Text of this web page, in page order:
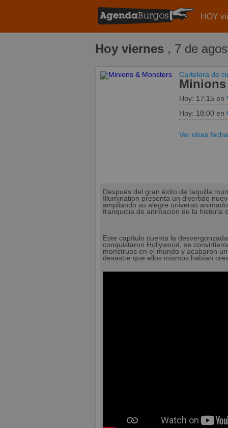
HOY
Hoy viernes , 7 de
Cartelera de
Hoy: 17:15 en
Hoy: 18:00 en
Ver otras
Después del gran éxito de taquilla
Illumination presenta un divertido
ampliando su alegre universo
franquicia de animación de la historia
Este capítulo cuenta la
conquistaron Hollywood, se
monstruos en el mundo y acabaron
desastre que ellos mismos habían